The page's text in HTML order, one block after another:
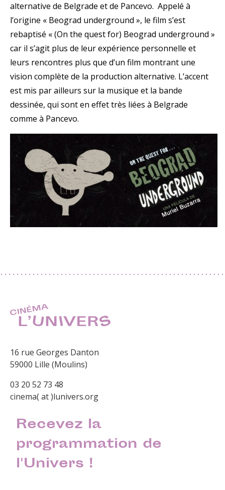
alternative de Belgrade et de Pancevo. Appelé à
l’origine « Beograd underground », le film s’est
rebaptisé « (On the quest for) Beograd underground »
car il s’agit plus de leur expérience personnelle et
leurs rencontres plus que d’un film montrant une
vision complète de la production alternative. L’accent
est mis par ailleurs sur la musique et la bande
dessinée, qui sont en effet très liées à Belgrade
comme à Pancevo.
16 rue Georges Danton
59000 Lille (Moulins)
03 20 52 73 48
cinema( at )lunivers.org
Recevez la
programmation de
l'Univers !